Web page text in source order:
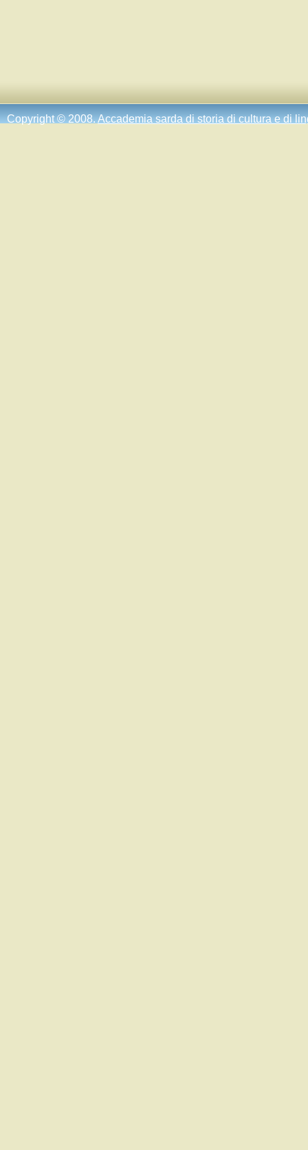
Copyright © 2008.Accademia sarda di storia di cultura e di